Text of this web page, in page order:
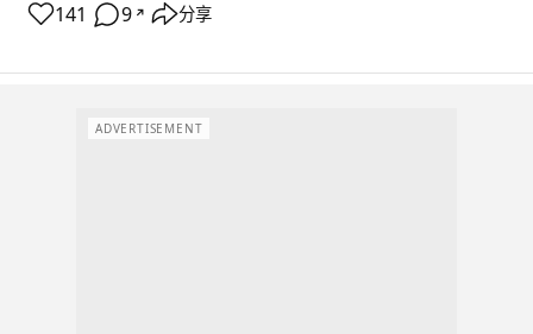
141 9 ↗ 分享
ADVERTISEMENT